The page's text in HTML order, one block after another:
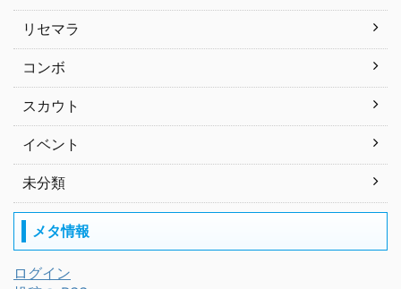
リセマラ
コンボ
スカウト
イベント
未分類
メタ情報
ログイン